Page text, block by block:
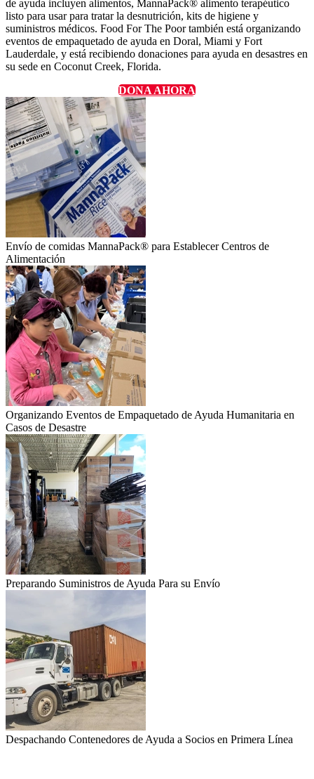
de ayuda incluyen alimentos, MannaPack® alimento terapéutico
listo para usar para tratar la desnutrición, kits de higiene y
suministros médicos. Food For The Poor también está organizando
eventos de empaquetado de ayuda en Doral, Miami y Fort
Lauderdale, y está recibiendo donaciones para ayuda en desastres en
su sede en Coconut Creek, Florida.
DONA AHORA
Envío de comidas MannaPack® para Establecer Centros de
Alimentación
Organizando Eventos de Empaquetado de Ayuda Humanitaria en
Casos de Desastre
Preparando Suministros de Ayuda Para su Envío
Despachando Contenedores de Ayuda a Socios en Primera Línea